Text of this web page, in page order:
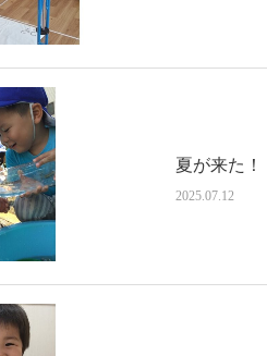
夏が来た！
2025.07.12